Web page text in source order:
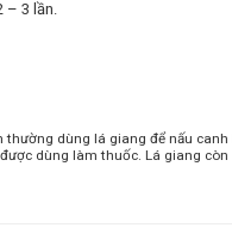
– 3 lần.
dùng lá giang để nấu
dùng làm thuốc. Lá giang